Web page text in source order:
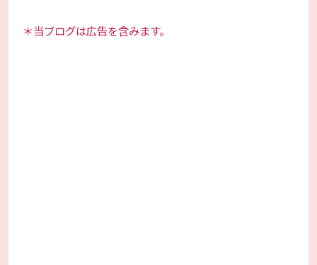
＊当ブログは広告を含みます。